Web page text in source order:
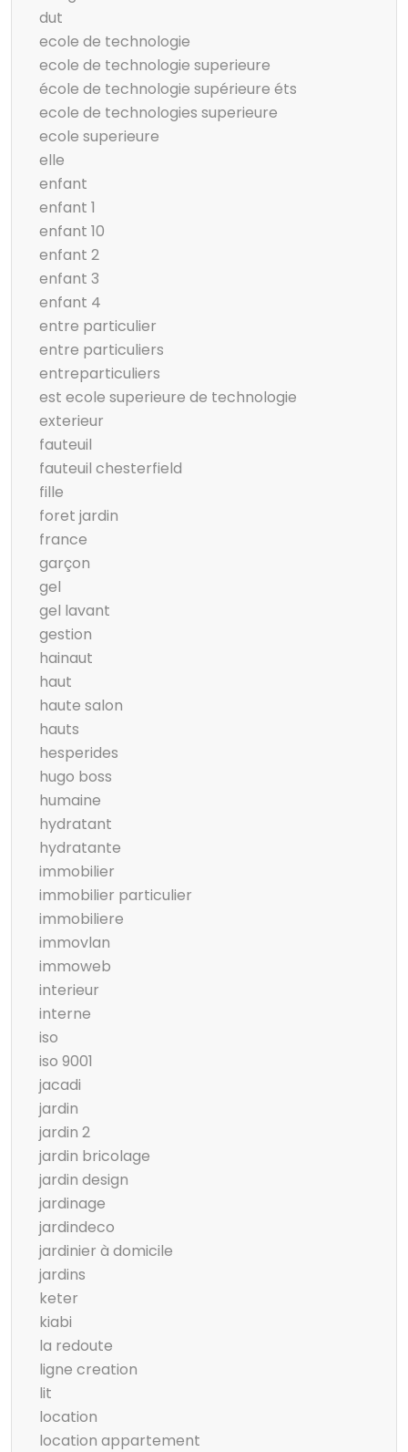
dut
ecole de technologie
ecole de technologie superieure
école de technologie supérieure éts
ecole de technologies superieure
ecole superieure
elle
enfant
enfant 1
enfant 10
enfant 2
enfant 3
enfant 4
entre particulier
entre particuliers
entreparticuliers
est ecole superieure de technologie
exterieur
fauteuil
fauteuil chesterfield
fille
foret jardin
france
garçon
gel
gel lavant
gestion
hainaut
haut
haute salon
hauts
hesperides
hugo boss
humaine
hydratant
hydratante
immobilier
immobilier particulier
immobiliere
immovlan
immoweb
interieur
interne
iso
iso 9001
jacadi
jardin
jardin 2
jardin bricolage
jardin design
jardinage
jardindeco
jardinier à domicile
jardins
keter
kiabi
la redoute
ligne creation
lit
location
location appartement